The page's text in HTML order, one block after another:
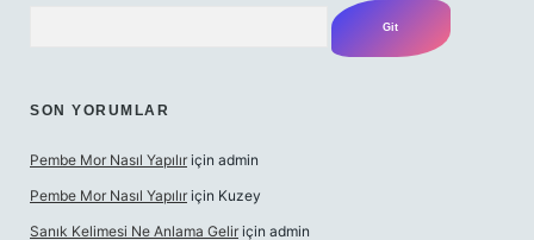
SON YORUMLAR
Pembe Mor Nasıl Yapılır için admin
Pembe Mor Nasıl Yapılır için Kuzey
Sanık Kelimesi Ne Anlama Gelir için admin